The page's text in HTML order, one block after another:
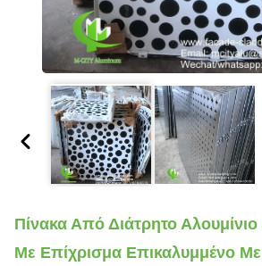
Πίνακα Από Διάτρητο
Με Επίχρισμα Επικαλυμμένο